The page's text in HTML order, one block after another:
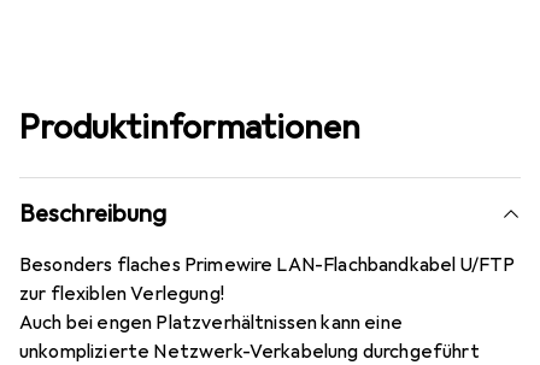
Produktinformationen
Beschreibung
Besonders flaches Primewire LAN-Flachbandkabel U/FTP
zur flexiblen Verlegung!
Auch bei engen Platzverhältnissen kann eine
unkomplizierte Netzwerk-Verkabelung durchgeführt